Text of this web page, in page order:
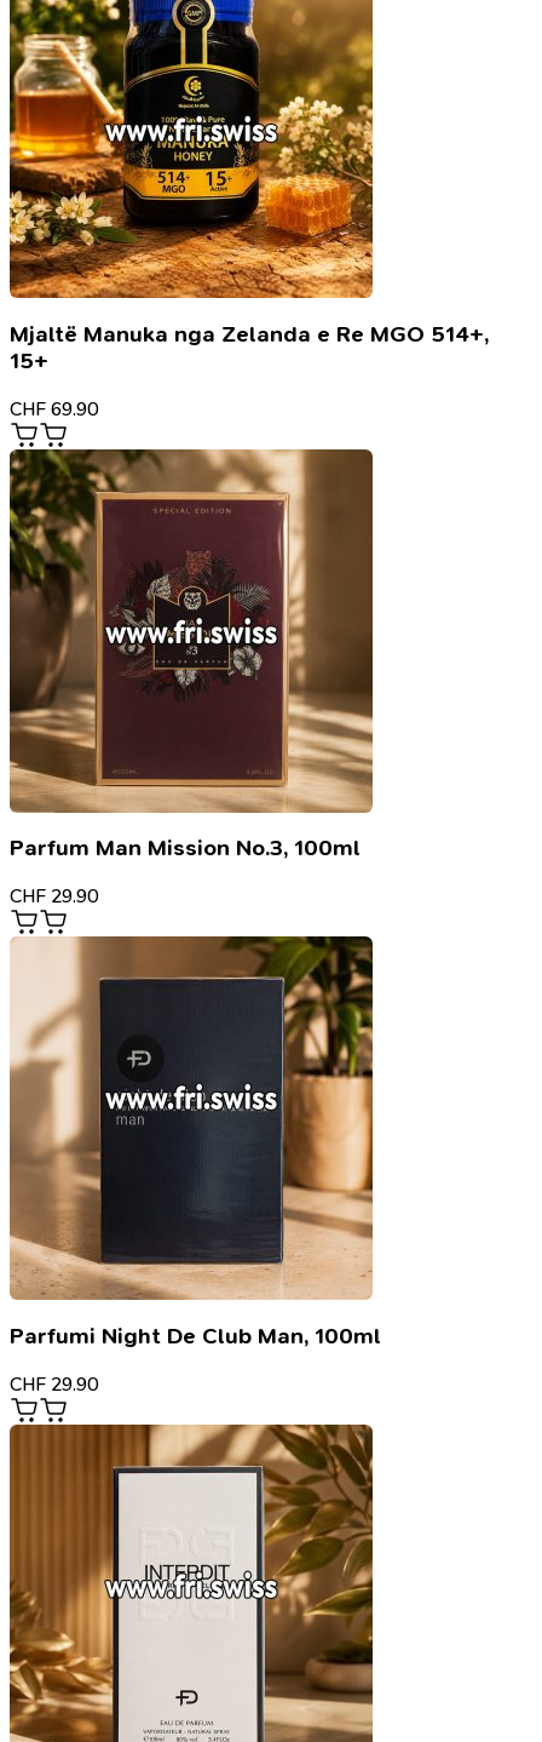
Mjaltë Manuka nga Zelanda e Re MGO 514+,
15+
CHF 69.90
Parfum Man Mission No.3, 100ml
CHF 29.90
Parfumi Night De Club Man, 100ml
CHF 29.90